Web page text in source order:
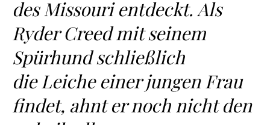
des Missouri entdeckt. Als
Ryder Creed mit seinem
Spürhund schließlich
die Leiche einer jungen Frau
findet, ahnt er noch nicht den